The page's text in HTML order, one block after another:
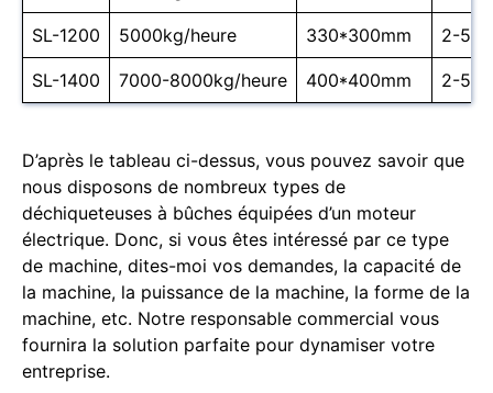
SL-1200 5000kg/heure 330*300mm 2-5
SL-1400 7000-8000kg/heure 400*400mm 2-5
D’après le tableau ci-dessus, vous pouvez savoir que
nous disposons de nombreux types de
déchiqueteuses à bûches équipées d’un moteur
électrique. Donc, si vous êtes intéressé par ce type
de machine, dites-moi vos demandes, la capacité de
la machine, la puissance de la machine, la forme de la
machine, etc. Notre responsable commercial vous
fournira la solution parfaite pour dynamiser votre
entreprise.